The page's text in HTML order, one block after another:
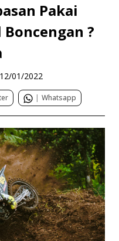
Pakai
?
12/01/2022
| Whatsapp